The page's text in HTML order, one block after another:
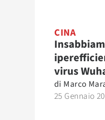
CINA
virus
di Marco
25 Gennaio